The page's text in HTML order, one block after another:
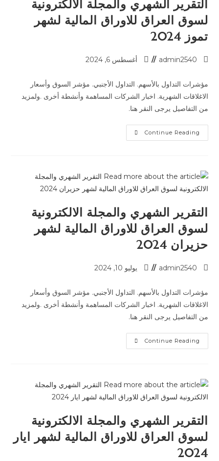
التقرير الشهري والمجلة الالكترونية
لسوق العراق للاوراق المالية لشهر
تموز 2024
admin2540 أغسطس 6, 2024
مؤشرات التداول بالأسهم. التداول الأجنبي. مؤشر السوق وأسعار
الاغلاقات الشهرية. اخبار الشركات المساهمة وأنشطة أخرى .ولمزيد
من التفاصيل يرجى النقر هنا.
Continue Reading
التقرير الشهري والمجلة الالكترونية
لسوق العراق للاوراق المالية لشهر
حزيران 2024
admin2540 يوليو 10, 2024
مؤشرات التداول بالأسهم. التداول الأجنبي. مؤشر السوق وأسعار
الاغلاقات الشهرية. اخبار الشركات المساهمة وأنشطة أخرى .ولمزيد
من التفاصيل يرجى النقر هنا.
Continue Reading
التقرير الشهري والمجلة الالكترونية
لسوق العراق للاوراق المالية لشهر ايار
2024